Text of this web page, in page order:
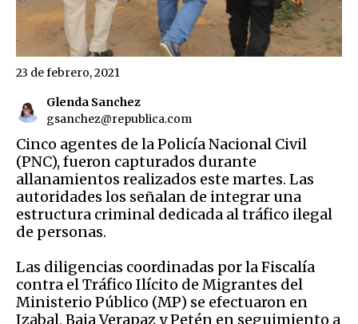
Glenda Sanchez
gsanchez@republica.com
23 de febrero, 2021
Cinco agentes de la Policía Nacional Civil
(PNC), fueron capturados durante
allanamientos realizados este martes. Las
autoridades los señalan de integrar una
estructura criminal dedicada al tráfico ilegal
de personas.
Las diligencias coordinadas por la Fiscalía
contra el Tráfico Ilícito de Migrantes del
Ministerio Público (MP) se efectuaron en
Izabal, Baja Verapaz y Petén en seguimiento a